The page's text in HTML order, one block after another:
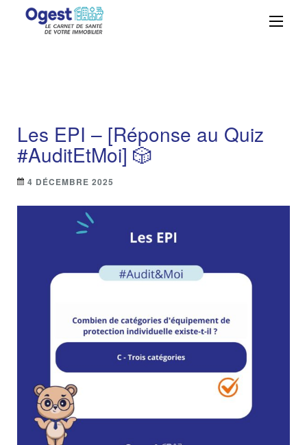
Ogest – La solution
Centralisez, suivez et maîtrisez vos
Les EPI – [Réponse au Quiz
#AuditEtMoi] 🎲
4 DÉCEMBRE 2025